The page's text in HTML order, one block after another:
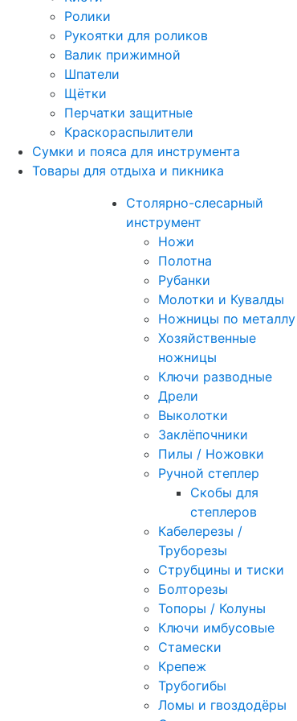
Ролики
Рукоятки для роликов
Валик прижимной
Шпатели
Щётки
Перчатки защитные
Краскораспылители
Сумки и пояса для инструмента
Товары для отдыха и пикника
Столярно-слесарный
инструмент
Ножи
Полотна
Рубанки
Молотки и Кувалды
Ножницы по металлу
Хозяйственные
ножницы
Ключи разводные
Дрели
Выколотки
Заклёпочники
Пилы / Ножовки
Ручной степлер
Скобы для
степлеров
Кабелерезы /
Труборезы
Струбцины и тиски
Болторезы
Топоры / Колуны
Ключи имбусовые
Стамески
Крепеж
Трубогибы
Ломы и гвоздодёры